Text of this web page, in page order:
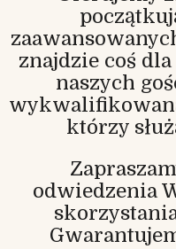
znajdzie coś
naszych
którzy
odwiedzenia